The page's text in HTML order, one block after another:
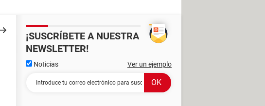
¡SUSCRÍBETE A NUESTRA
NEWSLETTER!
Noticias Ver un ejemplo